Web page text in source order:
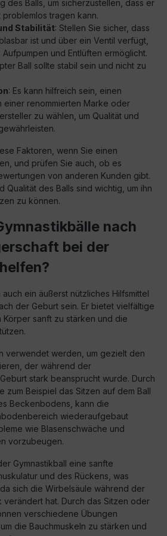
des Balls, um sicherzustellen, dass er
tragen kann.
Stabilität: Stellen Sie sicher, dass
ist und über ein Ventil verfügt,
und Entlüften ermöglicht.
Ball sollte stabil sein und nicht zu
: Es kann hilfreich sein, einen
einer renommierten Marke oder
zu wählen, um Qualität und
Faktoren, wenn Sie einen
und prüfen Sie auch, ob es
von anderen Kunden gibt.
Qualität des Balls sind wichtig, um ihn
zu können.
nach
bei der
auch ein äußerst nützliches Hilfsmittel
der Geburt sein. Er bietet vielfältige
sanft zu stärken und die
verwendet werden, um gezielt den
der während der
stark beansprucht wurde. Durch
zum Beispiel das Sitzen auf dem Ball
Beckenbodens, kann die
wiederaufgebaut
wie Blasenschwäche und
vorzubeugen.
Gymnastikball eine sanfte
und des Rückens, was
sich die Wirbelsäule während der
verändert hat. Durch das Sitzen oder
verschiedene Übungen
die Bauchmuskeln zu stärken und